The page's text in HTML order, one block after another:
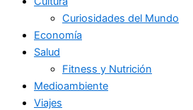
Curiosidades del Mundo
Economía
Salud
Fitness y Nutrición
Medioambiente
Viajes